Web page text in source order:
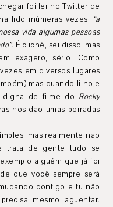
foi ler no Twitter de
lido inúmeras vezes: “a
vida algumas pessoas
. É clichê, sei disso, mas
exagero, sério. Como
em diversos lugares
mas quando li hoje
digna de filme do Rocky
nos dão umas porradas
mas realmente não
trata de gente tudo se
alguém que já foi
que você sempre será
contigo e tu não
mesmo aguentar.